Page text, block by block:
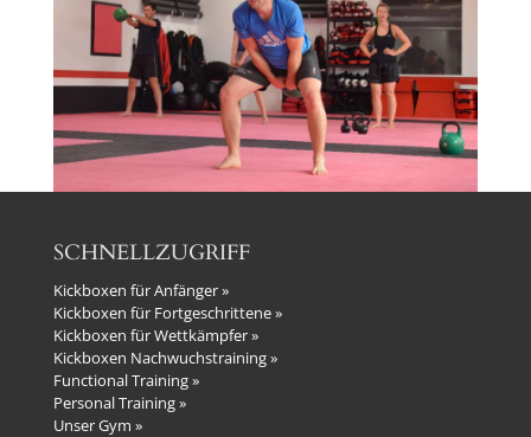
SCHNELLZUGRIFF
Kickboxen für Anfänger »
Kickboxen für Fortgeschrittene »
Kickboxen für Wettkämpfer »
Kickboxen Nachwuchstraining »
Functional Training »
Personal Training »
Unser Gym »